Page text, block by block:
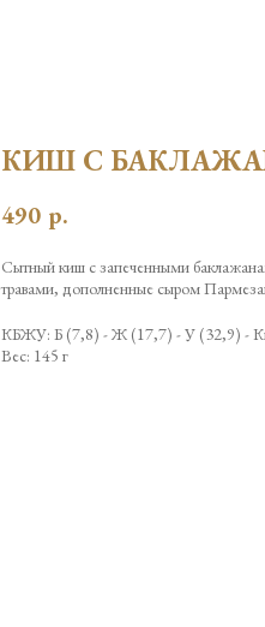
КИШ С
490 р.
Сытный киш с запеченными
травами, дополненные сыром
КБЖУ: Б (7,8) - Ж (17,7) - У (32,9) -
Вес: 145 г